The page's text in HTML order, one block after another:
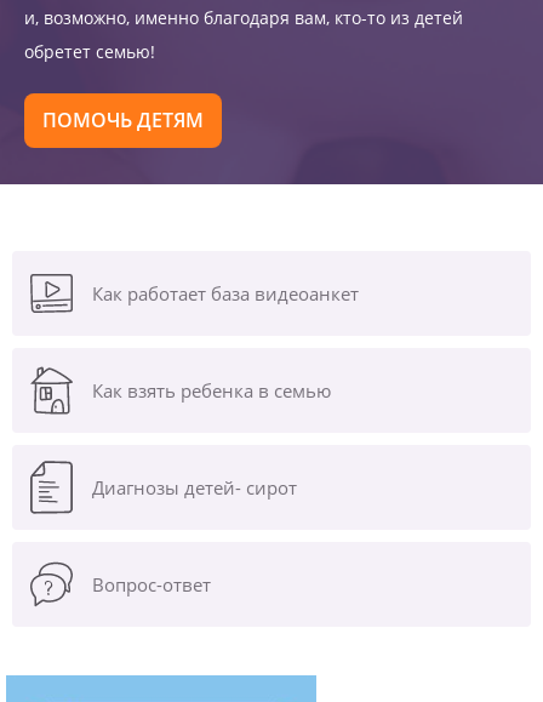
и, возможно, именно благодаря вам, кто-то из детей
обретет семью!
ПОМОЧЬ ДЕТЯМ
Как работает база видеоанкет
Как взять ребенка в семью
Диагнозы детей- сирот
Вопрос-ответ